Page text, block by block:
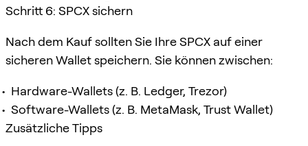
Schritt 6: SPCX sichern
Nach dem Kauf sollten Sie Ihre SPCX auf einer
sicheren Wallet speichern. Sie können zwischen:
Hardware-Wallets (z. B. Ledger, Trezor)
Software-Wallets (z. B. MetaMask, Trust Wallet)
Zusätzliche Tipps